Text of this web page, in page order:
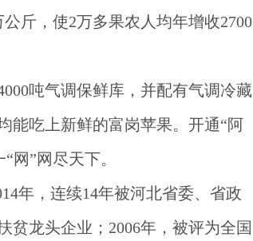
斤，使2万多果农人均年增收2700
吨气调保鲜库，并配有气调冷藏
能吃上新鲜的富岗苹果。开通“阿
网”网尽天下。
年，连续14年被河北省委、省政
贫龙头企业；2006年，被评为全国